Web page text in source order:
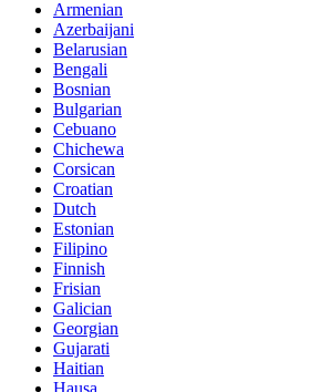
Armenian
Azerbaijani
Belarusian
Bengali
Bosnian
Bulgarian
Cebuano
Chichewa
Corsican
Croatian
Dutch
Estonian
Filipino
Finnish
Frisian
Galician
Georgian
Gujarati
Haitian